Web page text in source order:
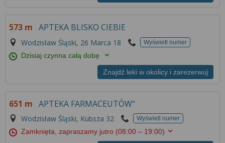
573 m APTEKA BLISKO CIEBIE
Wodzisław Śląski, 26 Marca 18 Wyświetl numer
Dzisiaj czynna całą dobę
Znajdź leki w okolicy i zarezerwuj
651 m APTEKA FARMACEUTÓW"
Wodzisław Śląski, Kubsza 32 Wyświetl numer
Zamknięta, zapraszamy jutro (08:00 – 19:00)